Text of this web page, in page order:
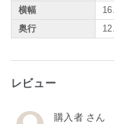
横幅
奥行
レビュー
購入者